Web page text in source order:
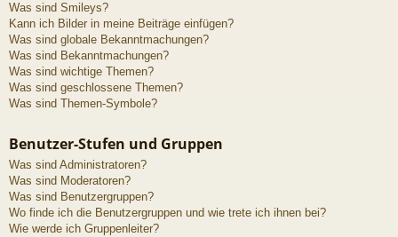
Was sind Smileys?
Kann ich Bilder in meine Beiträge einfügen?
Was sind globale Bekanntmachungen?
Was sind Bekanntmachungen?
Was sind wichtige Themen?
Was sind geschlossene Themen?
Was sind Themen-Symbole?
Benutzer-Stufen und Gruppen
Was sind Administratoren?
Was sind Moderatoren?
Was sind Benutzergruppen?
Wo finde ich die Benutzergruppen und wie trete ich ihnen bei?
Wie werde ich Gruppenleiter?